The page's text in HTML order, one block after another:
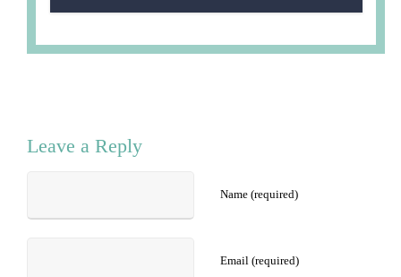
Leave a Reply
Name (required)
Email (required)